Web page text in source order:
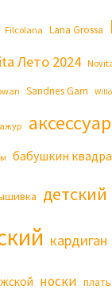
Filcolana Lana Grossa
Лето 2024
Sandnes Garn
ажур
бабушкин
детский
кардиган
носки